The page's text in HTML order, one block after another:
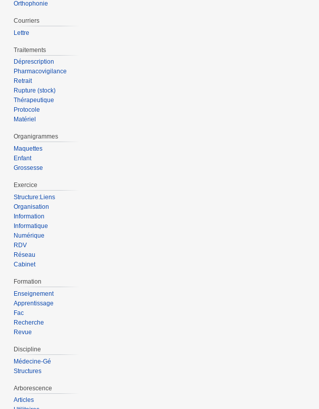
Orthophonie
Courriers
Lettre
Traitements
Déprescription
Pharmacovigilance
Retrait
Rupture (stock)
Thérapeutique
Protocole
Matériel
Organigrammes
Maquettes
Enfant
Grossesse
Exercice
Structure:Liens
Organisation
Information
Informatique
Numérique
RDV
Réseau
Cabinet
Formation
Enseignement
Apprentissage
Fac
Recherche
Revue
Discipline
Médecine-Gé
Structures
Arborescence
Articles